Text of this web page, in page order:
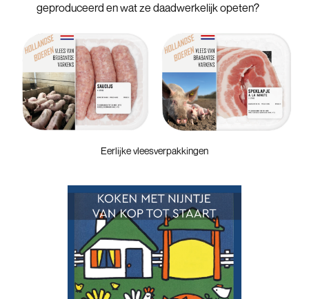
geproduceerd en wat ze daadwerkelijk opeten?
Eerlijke vleesverpakkingen